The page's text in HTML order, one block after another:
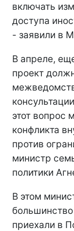
включать
доступа
- заявили в
В апреле,
проект
этот вопрос
конфликта
против
министр
политики
В этом
приехали в